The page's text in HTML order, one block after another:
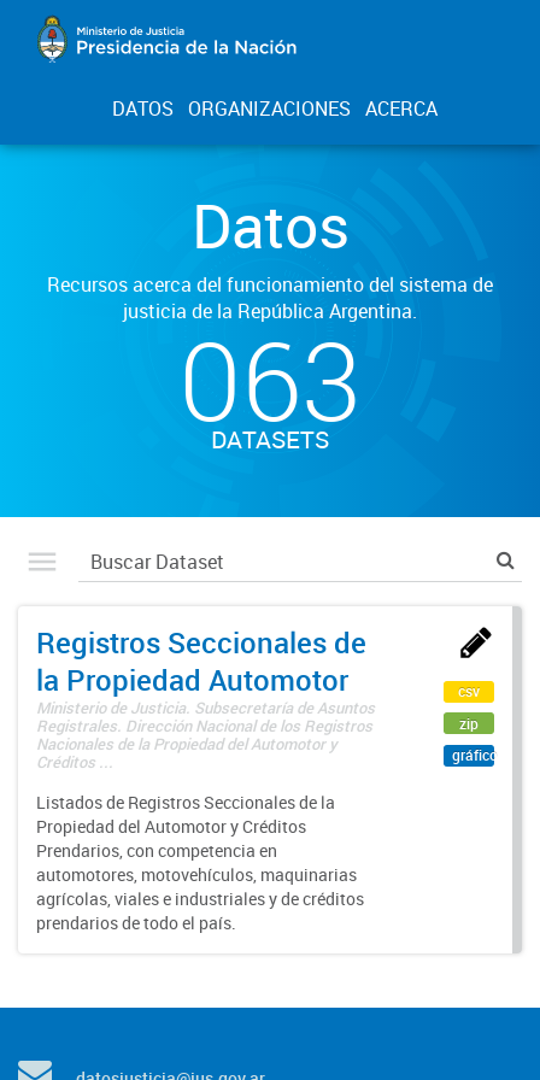
DATOS ORGANIZACIONES ACERCA
Datos
Recursos acerca del funcionamiento del sistema de
justicia de la República Argentina.
063
DATASETS
Registros Seccionales de
la Propiedad Automotor
Ministerio de Justicia. Subsecretaría de Asuntos
Registrales. Dirección Nacional de los Registros
Nacionales de la Propiedad del Automotor y
Créditos ...
Listados de Registros Seccionales de la
Propiedad del Automotor y Créditos
Prendarios, con competencia en
automotores, motovehículos, maquinarias
agrícolas, viales e industriales y de créditos
prendarios de todo el país.
csv
zip
gráfico